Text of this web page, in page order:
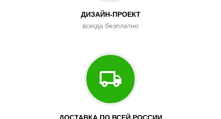
ДИЗАЙН-ПРОЕКТ
всегда безплатно